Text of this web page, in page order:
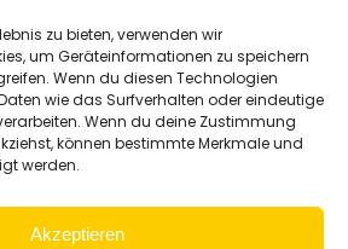
zu bieten, verwenden wir
um Geräteinformationen zu speichern
Wenn du diesen Technologien
wie das Surfverhalten oder eindeutige
Wenn du deine Zustimmung
können bestimmte Merkmale und
werden.
Akzeptieren
Aktion für Bünning &